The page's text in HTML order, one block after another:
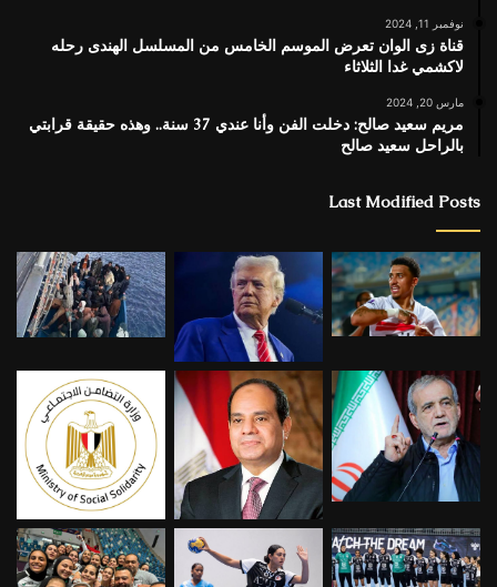
نوفمبر 11, 2024
قناة زى الوان تعرض الموسم الخامس من المسلسل الهندى رحله
لاكشمي غدا الثلاثاء
مارس 20, 2024
مريم سعيد صالح: دخلت الفن وأنا عندي 37 سنة.. وهذه حقيقة قرابتي
بالراحل سعيد صالح
Last Modified Posts